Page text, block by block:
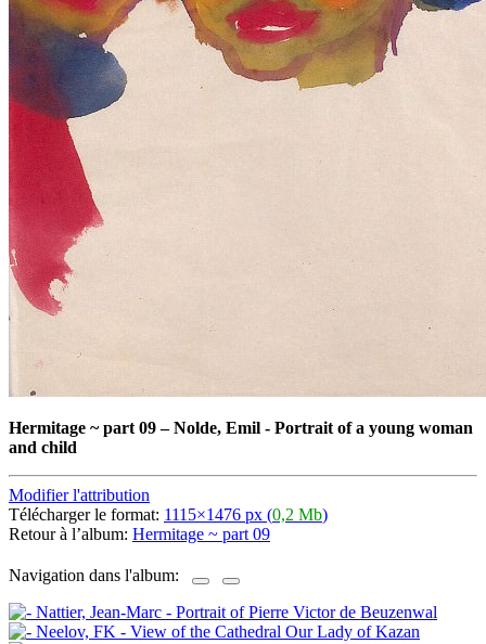
Hermitage ~ part 09–Nolde, Emil - Portrait of a young woman
and child
Modifier l'attribution
Télécharger le format: 1115×1476 px (0,2 Mb)
Retour à l’album: Hermitage ~ part 09
Navigation dans l'album: